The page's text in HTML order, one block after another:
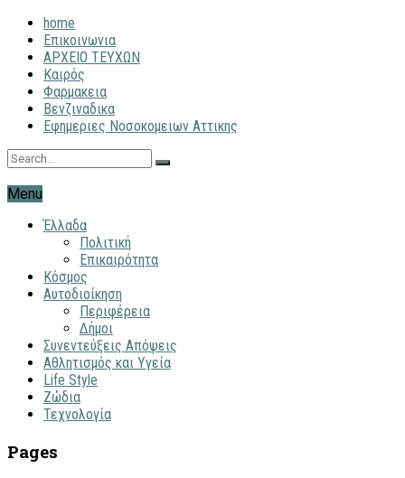
home
Επικοινωνια
ΑΡΧΕΙΟ ΤΕΥΧΩΝ
Καιρός
Φαρμακεια
Βενζιναδικα
Εφημεριες Νοσοκομειων Αττικης
Menu
Έλλαδα
Πολιτική
Επικαιρότητα
Κόσμος
Αυτοδιοίκηση
Περιφέρεια
Δήμοι
Συνεντεύξεις Απόψεις
Αθλητισμός και Υγεία
Life Style
Ζώδια
Τεχνολογία
Pages